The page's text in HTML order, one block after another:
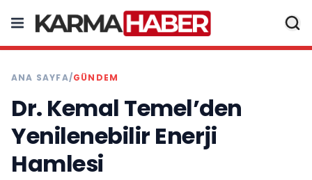
ANA SAYFA/GÜNDEM
Dr. Kemal Temel’den
Yenilenebilir Enerji
Hamlesi